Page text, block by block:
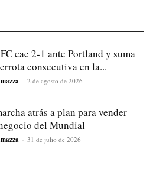
cae 2-1 ante Portland y suma
consecutiva en la...
- 2 de agosto de 2026
atrás a plan para vender
del Mundial
- 31 de julio de 2026